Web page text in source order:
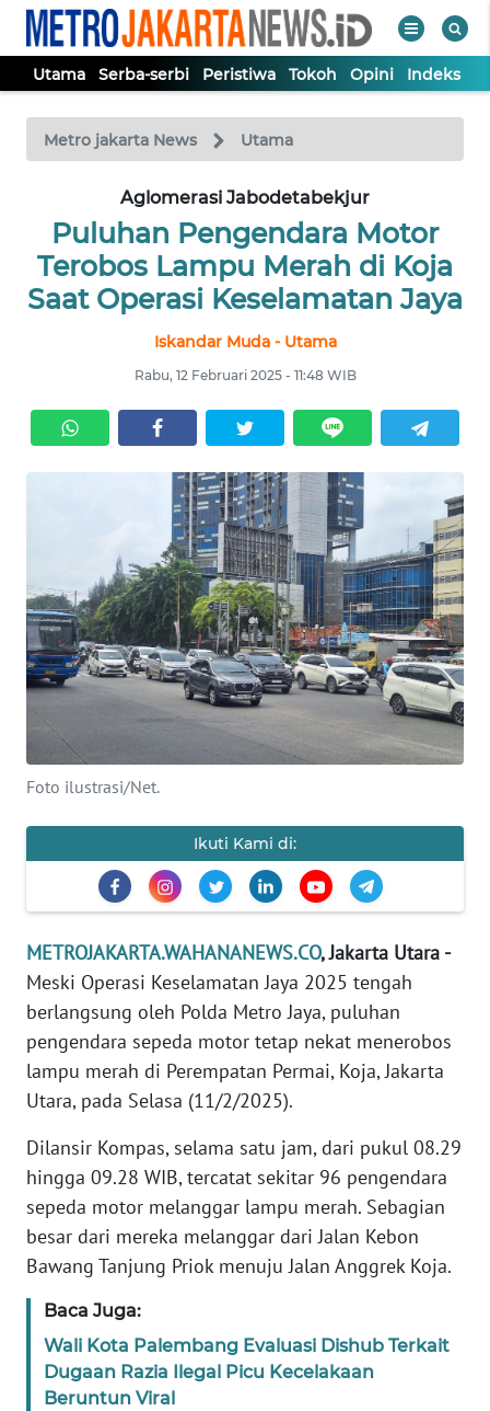
Utama Serba-serbi Peristiwa Tokoh Opini Indeks
Metro jakarta News Utama
Aglomerasi Jabodetabekjur
Puluhan Pengendara Motor
Terobos Lampu Merah di Koja
Saat Operasi Keselamatan Jaya
Iskandar Muda - Utama
Rabu, 12 Februari 2025 - 11:48 WIB
Foto ilustrasi/Net.
Ikuti Kami di:
METROJAKARTA.WAHANANEWS.CO, Jakarta Utara -
Meski Operasi Keselamatan Jaya 2025 tengah
berlangsung oleh Polda Metro Jaya, puluhan
pengendara sepeda motor tetap nekat menerobos
lampu merah di Perempatan Permai, Koja, Jakarta
Utara, pada Selasa (11/2/2025).
Dilansir Kompas, selama satu jam, dari pukul 08.29
hingga 09.28 WIB, tercatat sekitar 96 pengendara
sepeda motor melanggar lampu merah. Sebagian
besar dari mereka melanggar dari Jalan Kebon
Bawang Tanjung Priok menuju Jalan Anggrek Koja.
Baca Juga:
Wali Kota Palembang Evaluasi Dishub Terkait
Dugaan Razia Ilegal Picu Kecelakaan
Beruntun Viral
TV
Tutup
SERBA-
SERBI
TOKOH
OPINI
BERITA
KONTAK
KAMI
INFO
IKLAN
SIBER
REDAKSI
Wahana
News
Regional
WN
SUMUT
WN
JAKARTA